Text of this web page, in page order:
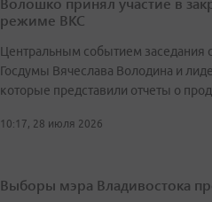
режиме ВКС
Центральным событием заседания
Госдумы Вячеслава Володина и
которые представили отчеты о
10:17, 28 июля 2026
Выборы мэра Владивостока